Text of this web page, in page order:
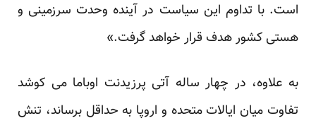
است. با تداوم این سیاست در آینده وحدت سرزمینی و
هستی کشور هدف قرار خواهد گرفت.»
به علاوه، در چهار ساله آتی پرزیدنت اوباما می کوشد
تفاوت میان ایالات متحده و اروپا به حداقل برساند، تنش